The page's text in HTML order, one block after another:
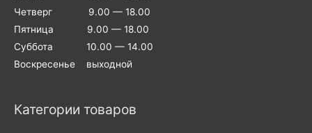
Четверг 9.00 — 18.00
Пятница 9.00 — 18.00
Суббота 10.00 — 14.00
Воскресенье выходной
Категории товаров